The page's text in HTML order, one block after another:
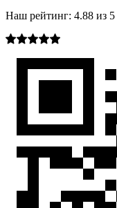
Наш рейтинг: 4.88 из 5